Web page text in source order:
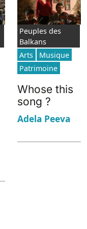
Peuples des
Balkans
Arts
Musique
Patrimoine
Whose this
song ?
Adela Peeva